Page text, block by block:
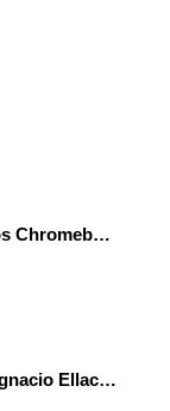
Dale una oportunidad a los Chromebooks y utiliza un proyector para realizar talleres si no tienes pantallas táctiles
Presentación IES CIFPD Ignacio Ellacuría